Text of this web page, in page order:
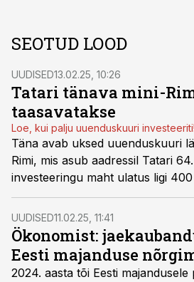
SEOTUD LOOD
UUDISED13.02.25, 10:26
Tatari tänava mini-
taasavatakse
Loe, kui palju uuenduskuuri investeeriti!
Täna avab uksed uuenduskuuri
Rimi, mis asub aadressil Tatari
investeeringu maht ulatus ligi
kaupluse kogupindala on nüüd
UUDISED11.02.25, 11:41
Ökonomist:
Eesti majanduse
2024. aasta tõi Eesti